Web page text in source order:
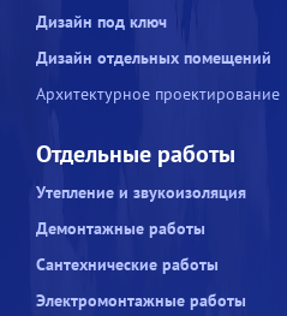
Дизайн под ключ
Дизайн отдельных помещений
Архитектурное проектирование
Отдельные работы
Утепление и звукоизоляция
Демонтажные работы
Сантехнические работы
Электромонтажные работы